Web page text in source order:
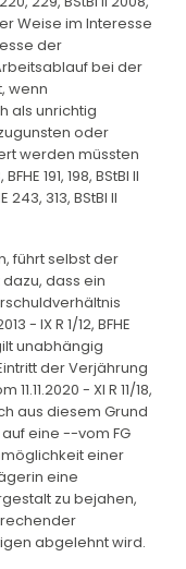
Weise im Interesse
der
bei der
wenn
als unrichtig
oder
werden müssten
191, 198, BStBl II
243, 313, BStBl II
führt selbst der
dass ein
- IX R 1/12, BFHE
unabhängig
der Verjährung
- XI R 11/18,
aus diesem Grund
eine --vom FG
einer
eine
zu bejahen,
abgelehnt wird.